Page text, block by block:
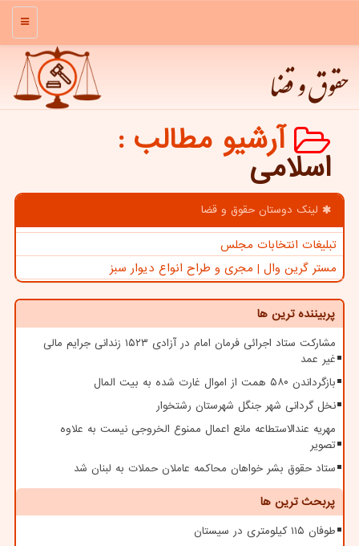
منو
حقوق و قضا
آرشیو مطالب :
اسلامی
لینک دوستان حقوق و قضا
تبلیغات انتخابات مجلس
مستر گرین وال | مجری و طراح انواع دیوار سبز
پربیننده ترین ها
مشارکت ستاد اجرائی فرمان امام در آزادی ۱۵۲۳ زندانی جرایم مالی
غیر عمد
بازگرداندن ۵۸۰ همت از اموال غارت شده به بیت المال
نخل گردانی شهر جنگل شهرستان رشتخوار
مهریه عندالاستطاعه مانع اعمال ممنوع الخروجی نیست به علاوه
تصویر
ستاد حقوق بشر خواهان محاکمه عاملان حملات به لبنان شد
پربحث ترین ها
طوفان ۱۱۵ کیلومتری در سیستان